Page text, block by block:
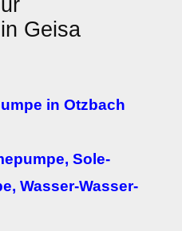
in Geisa
in Otzbach
Sole-
Wasser-Wasser-